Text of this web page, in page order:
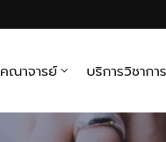
คณาจารย์ บริการวิชาก